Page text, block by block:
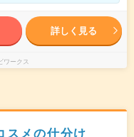
詳しく見る
ワークス
スメの仕分け